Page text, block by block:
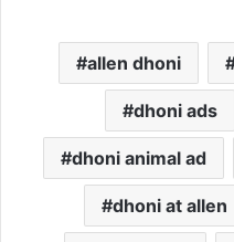
allen dhoni
dhoni ads
dhoni animal ad
dhoni at allen